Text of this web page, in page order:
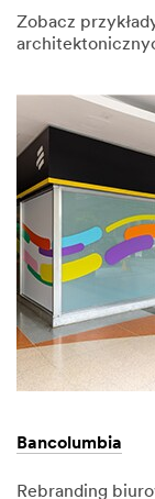
Zobacz
Bancolumbia
Rebranding